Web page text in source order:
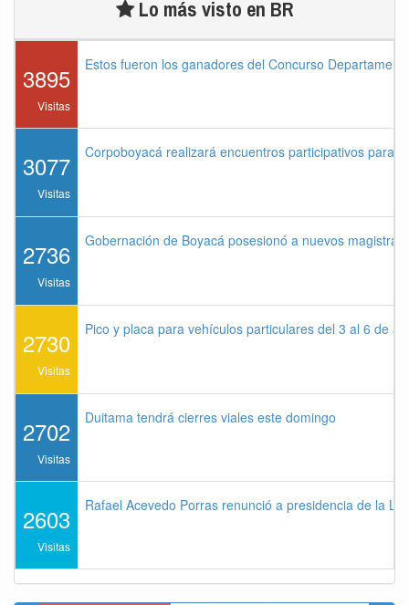
Lo más visto en BR
3895
Visitas
Estos fueron los ganadores del Concurso
3077
Visitas
Corpoboyacá realizará encuentros participativos para
2736
Visitas
Gobernación de Boyacá posesionó a nuevos
2730
Visitas
Pico y placa para vehículos particulares del 3 al 6 de
2702
Visitas
Duitama tendrá cierres viales este domingo
2603
Visitas
Rafael Acevedo Porras renunció a presidencia de la